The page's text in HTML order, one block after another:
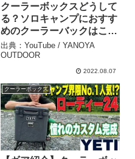
クーラーボックスどうして
る？ソロキャンプにおすす
めのクーラーバックはこれ
だ！ – YANOYA
OUTDOOR
出典：YouTube / YANOYA
OUTDOOR
2022.08.07
クーラーボックス